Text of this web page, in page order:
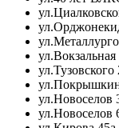
ул.Вокзальная
ул.Тузовского
ул.Новоселов
ул.Новоселов